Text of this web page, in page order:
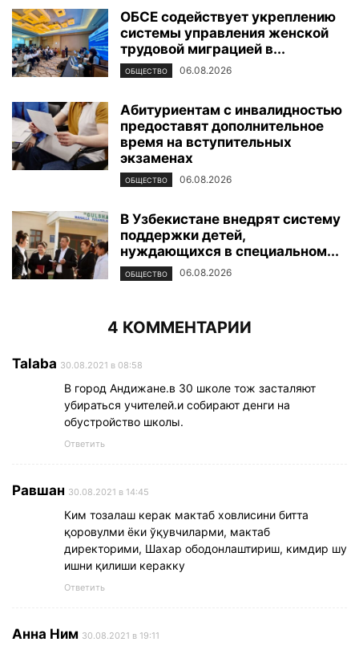
ОБСЕ содействует укреплению
системы управления женской
трудовой миграцией в...
ОБЩЕСТВО 06.08.2026
Абитуриентам с инвалидностью
предоставят дополнительное
время на вступительных
экзаменах
ОБЩЕСТВО 06.08.2026
В Узбекистане внедрят систему
поддержки детей,
нуждающихся в специальном...
ОБЩЕСТВО 06.08.2026
4 КОММЕНТАРИИ
Talaba 30.08.2021 в 08:58
В город Андижане.в 30 школе тож засталяют
убираться учителей.и собирают денги на
обустройство школы.
Ответить
Равшан 30.08.2021 в 14:45
Ким тозалаш керак мактаб ховлисини битта
қоровулми ёки ўқувчиларми, мактаб
директорими, Шахар ободонлаштириш, кимдир шу
ишни қилиши керакку
Ответить
Анна Ним 30.08.2021 в 19:11